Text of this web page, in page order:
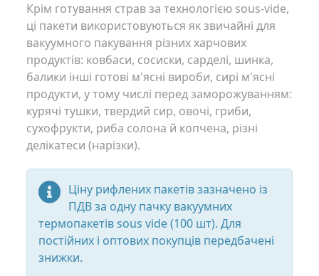
Крім готування страв за технологією sous-vide,
ці пакети використовуються як звичайні для
вакуумного пакування різних харчових
продуктів: ковбаси, сосиски, сарделі, шинка,
балики інші готові м'ясні вироби, сирі м'ясні
продукти, у тому числі перед заморожуванням:
курячі тушки, твердий сир, овочі, гриби,
сухофрукти, риба солона й копчена, різні
делікатеси (нарізки).
Ціну рифлених пакетів зазначено із
ПДВ за одну пачку вакуумних
термопакетів sous vide (100 шт). Для
постійних і оптових покупців передбачені
знижки.